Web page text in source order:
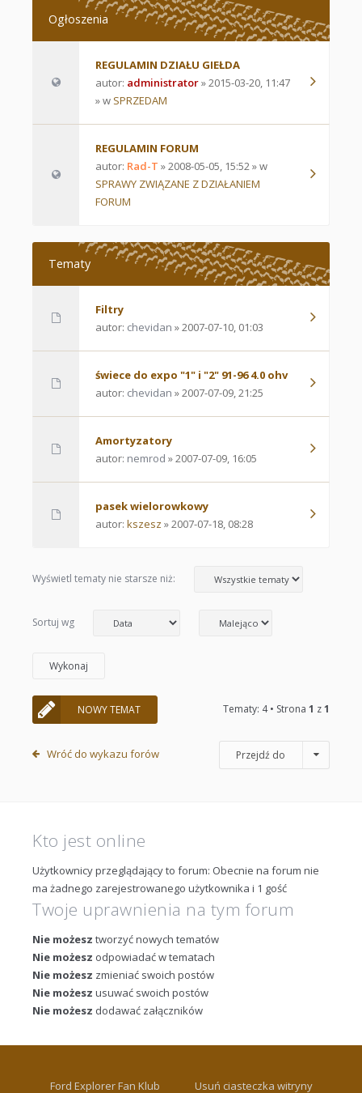
Ogłoszenia
REGULAMIN DZIAŁU GIEŁDA
autor: administrator» 2015-03-20, 11:47
» w SPRZEDAM
REGULAMIN FORUM
autor: Rad-T » 2008-05-05, 15:52 » w
SPRAWY ZWIĄZANE Z DZIAŁANIEM
FORUM
Tematy
Filtry
autor: chevidan » 2007-07-10, 01:03
świece do expo "1" i "2" 91-96 4.0 ohv
autor: chevidan » 2007-07-09, 21:25
Amortyzatory
autor: nemrod » 2007-07-09, 16:05
pasek wielorowkowy
autor: kszesz » 2007-07-18, 08:28
Wyświetl tematy nie starsze niż:
Sortuj wg
NOWY TEMAT Tematy: 4 • Strona 1 z1
Wróć do wykazu forów Przejdź do
Kto jest online
Użytkownicy przeglądający to forum: Obecnie na forum nie
ma żadnego zarejestrowanego użytkownika i 1 gość
Twoje uprawnienia na tym forum
Nie możesz tworzyć nowych tematów
Nie możesz odpowiadać w tematach
Nie możesz zmieniać swoich postów
Nie możesz usuwać swoich postów
Nie możesz dodawać załączników
Ford Explorer Fan Klub Usuń ciasteczka witryny